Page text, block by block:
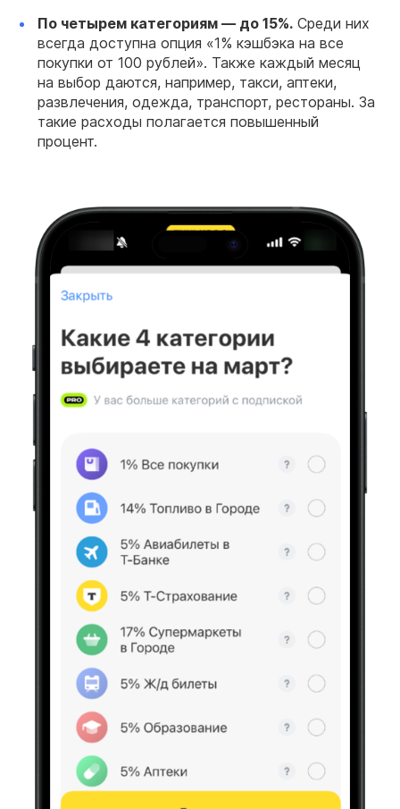
По четырем категориям — до 15%. Среди них
всегда доступна опция «1% кэшбэка на все
покупки от 100 рублей». Также каждый месяц
на выбор даются, например, такси, аптеки,
развлечения, одежда, транспорт, рестораны. За
такие расходы полагается повышенный
процент.